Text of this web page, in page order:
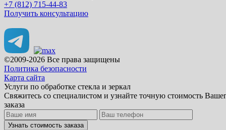
+7 (812) 715-44-83
Получить консультацию
©2009-2026 Все права защищены
Политика безопасности
Карта сайта
Услуги по обработке стекла и зеркал
Свяжитесь со специалистом и узнайте точную стоимость
заказа